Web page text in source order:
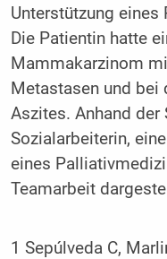
Unterstützung
Die Patientin hatte
Mammakarzinom
Metastasen und bei
Aszites. Anhand der
Sozialarbeiterin,
eines
Teamarbeit
1 Sepúlveda C,